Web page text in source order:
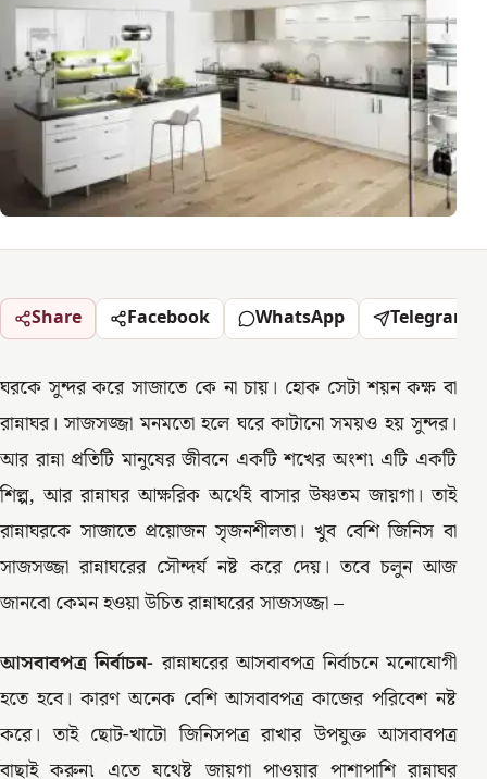
Share Facebook WhatsApp Telegram
ঘরকে সুন্দর করে সাজাতে কে না চায়। হোক সেটা শয়ন কক্ষ বা
রান্নাঘর। সাজসজ্জা মনমতো হলে ঘরে কাটানো সময়ও হয় সুন্দর।
আর রান্না প্রতিটি মানুষের জীবনে একটি শখের অংশ৷ এটি একটি
শিল্প, আর রান্নাঘর আক্ষরিক অর্থেই বাসার উষ্ণতম জায়গা। তাই
রান্নাঘরকে সাজাতে প্রয়োজন সৃজনশীলতা। খুব বেশি জিনিস বা
সাজসজ্জা রান্নাঘরের সৌন্দর্য নষ্ট করে দেয়। তবে চলুন আজ
জানবো কেমন হওয়া উচিত রান্নাঘরের সাজসজ্জা –
আসবাবপত্র নির্বাচন-রান্নাঘরের আসবাবপত্র নির্বাচনে মনোযোগী
হতে হবে। কারণ অনেক বেশি আসবাবপত্র কাজের পরিবেশ নষ্ট
করে। তাই ছোট-খাটো জিনিসপত্র রাখার উপযুক্ত আসবাবপত্র
বাছাই করুন৷ এতে যথেষ্ট জায়গা পাওয়ার পাশাপাশি রান্নাঘর